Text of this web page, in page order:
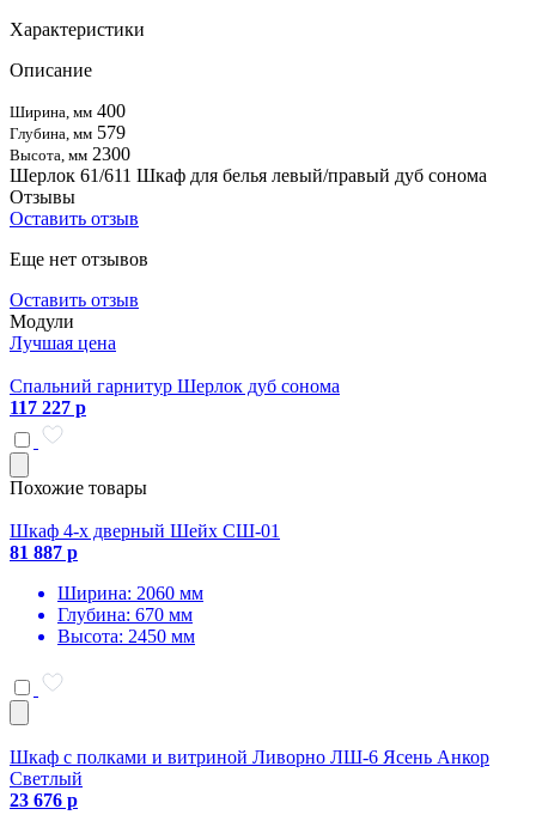
Характеристики
Описание
Ширина, мм 400
Глубина, мм 579
Высота, мм 2300
Шерлок 61/611 Шкаф для белья левый/правый дуб сонома
Отзывы
Оставить отзыв
Еще нет отзывов
Оставить отзыв
Модули
Лучшая цена
Спальний гарнитур Шерлок дуб сонома
117 227 р
Похожие товары
Шкаф 4-х дверный Шейх СШ-01
81 887 р
Ширина: 2060 мм
Глубина: 670 мм
Высота: 2450 мм
Шкаф с полками и витриной Ливорно ЛШ-6 Ясень Анкор
Светлый
23 676 р